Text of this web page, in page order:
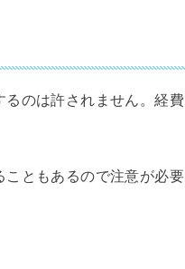
のは許されません。経費
ともあるので注意が必要